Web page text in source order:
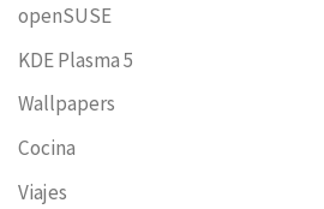
openSUSE
KDE Plasma 5
Wallpapers
Cocina
Viajes